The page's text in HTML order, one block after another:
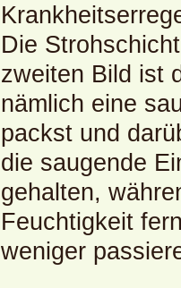
Die
zweiten Bild ist
nämlich eine
packst und
die saugende
gehalten,
Feuchtigkeit
weniger